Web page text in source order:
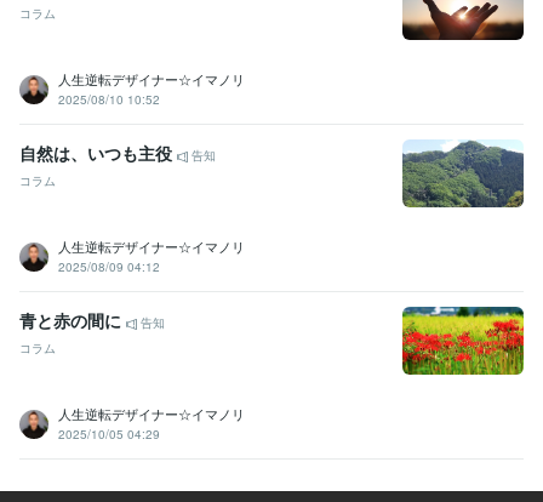
コラム
人生逆転デザイナー☆イマノリ
2025/08/10 10:52
自然は、いつも主役
告知
コラム
人生逆転デザイナー☆イマノリ
2025/08/09 04:12
青と赤の間に
告知
コラム
人生逆転デザイナー☆イマノリ
2025/10/05 04:29